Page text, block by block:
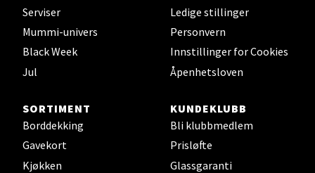
Serviser
Mummi-univers
Black Week
Jul
Ledige stillinger
Personvern
Innstillinger for Cookies
Åpenhetsloven
SORTIMENT
Borddekking
Gavekort
Kjøkken
KUNDEKLUBB
Bli klubbmedlem
Prisløfte
Glassgaranti